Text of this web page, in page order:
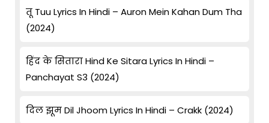
तू Tuu Lyrics In Hindi – Auron Mein Kahan Dum Tha
(2024)
हिंद के सितारा Hind Ke Sitara Lyrics In Hindi –
Panchayat S3 (2024)
दिल झूम Dil Jhoom Lyrics In Hindi – Crakk (2024)